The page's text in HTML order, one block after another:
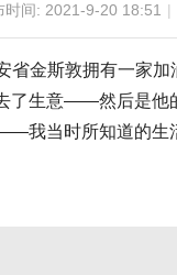
时间: 2021-9-20 18:51 |
省金斯敦拥有一家
了生意——然后是他
我当时所知道的生